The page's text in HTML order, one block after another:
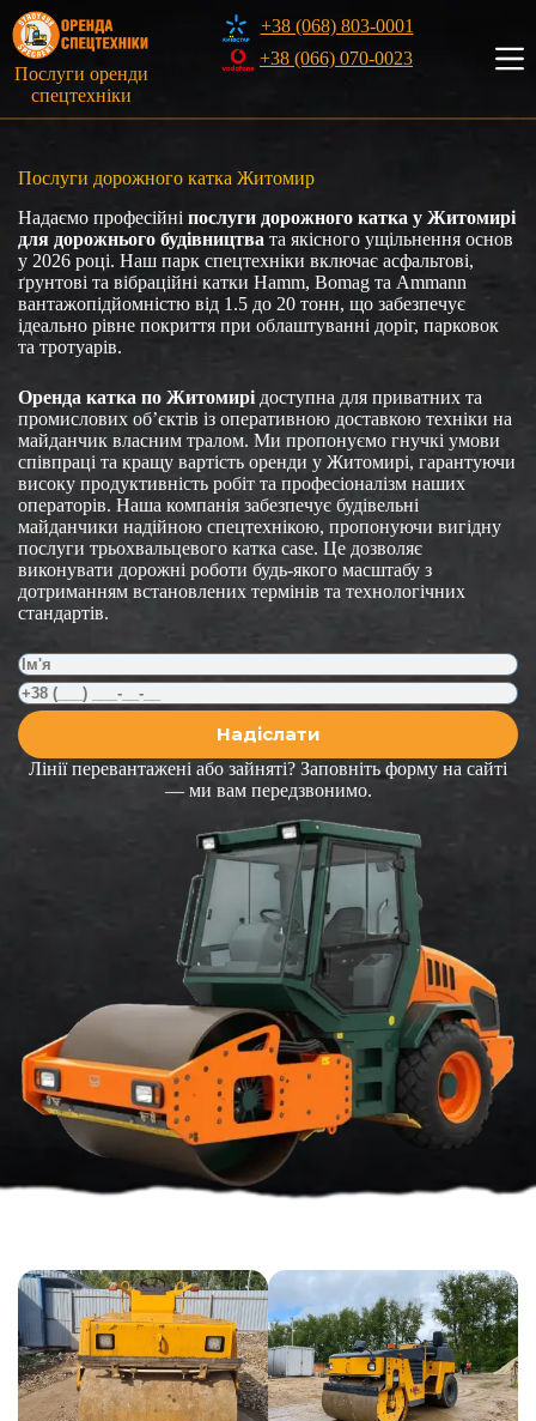
Перейти
до
вмісту
Послуги оренди
спецтехніки
+38 (068) 803-0001
+38 (066) 070-0023
Послуги дорожного катка Житомир
Надаємо професійні послуги дорожного катка у Житомирі
для дорожнього будівництва та якісного ущільнення основ
у 2026 році. Наш парк спецтехніки включає асфальтові,
ґрунтові та вібраційні катки Hamm, Bomag та Ammann
вантажопідйомністю від 1.5 до 20 тонн, що забезпечує
ідеально рівне покриття при облаштуванні доріг, парковок
та тротуарів.
Оренда катка по Житомирі доступна для приватних та
промислових об’єктів із оперативною доставкою техніки на
майданчик власним тралом. Ми пропонуємо гнучкі умови
співпраці та кращу вартість оренди у Житомирі, гарантуючи
високу продуктивність робіт та професіоналізм наших
операторів. Наша компанія забезпечує будівельні
майданчики надійною спецтехнікою, пропонуючи вигідну
послуги трьохвальцевого катка case. Це дозволяє
виконувати дорожні роботи будь-якого масштабу з
дотриманням встановлених термінів та технологічних
стандартів.
Лінії перевантажені або зайняті? Заповніть форму на сайті
— ми вам передзвонимо.